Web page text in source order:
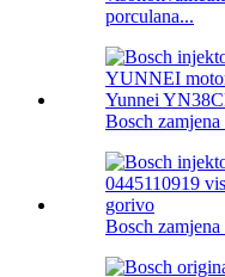
porculana...
Bosch
Bosch